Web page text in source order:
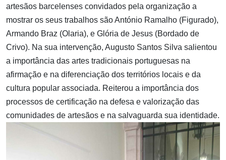
artesãos barcelenses convidados pela organização a
mostrar os seus trabalhos são António Ramalho (Figurado),
Armando Braz (Olaria), e Glória de Jesus (Bordado de
Crivo). Na sua intervenção, Augusto Santos Silva salientou
a importância das artes tradicionais portuguesas na
afirmação e na diferenciação dos territórios locais e da
cultura popular associada. Reiterou a importância dos
processos de certificação na defesa e valorização das
comunidades de artesãos e na salvaguarda sua identidade.